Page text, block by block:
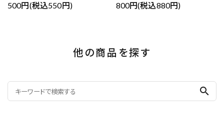
500円(税込550円) 800円(税込880円)
他の商品を探す
search